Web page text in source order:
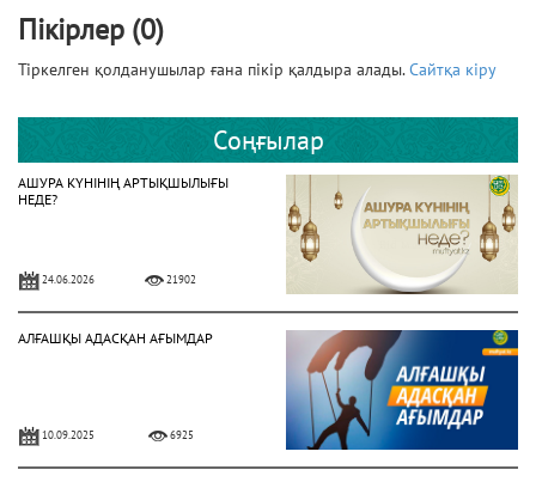
Пікірлер (0)
Тіркелген қолданушылар ғана пікір қалдыра алады.Сайтқа кіру
Соңғылар
АШУРА КҮНІНІҢ АРТЫҚШЫЛЫҒЫ
НЕДЕ?
24.06.2026 21902
АЛҒАШҚЫ АДАСҚАН АҒЫМДАР
10.09.2025 6925